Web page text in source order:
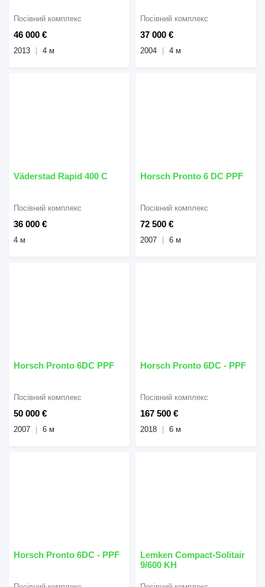
46 000 €
Посівний комплекс
2013 4 м
37 000 €
Посівний комплекс
2004 4 м
Väderstad Rapid 400 C
36 000 €
Посівний комплекс
4 м
Horsch Pronto 6 DC PPF
72 500 €
Посівний комплекс
2007 6 м
Horsch Pronto 6DC PPF
50 000 €
Посівний комплекс
2007 6 м
Horsch Pronto 6DC - PPF
167 500 €
Посівний комплекс
2018 6 м
Horsch Pronto 6DC - PPF
Lemken Compact-Solitair
9/600 KH